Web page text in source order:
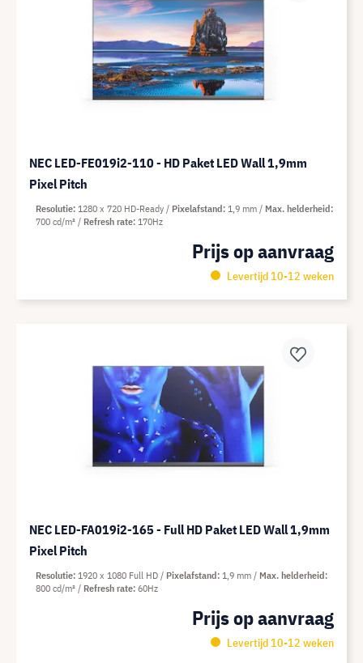
NEC LED-FE019i2-110 - HD Paket LED Wall 1,9mm
Pixel Pitch
Prijs op aanvraag
Levertijd 10-12 weken
Resolutie 1280 x 720 HD-Ready Pixelafstand 1,9 mm
Max. helderheid
700 cd/m²
Refresh rate 170Hz
NEC LED-FA019i2-165 - Full HD Paket LED Wall 1,9mm
Pixel Pitch
Prijs op aanvraag
Levertijd 10-12 weken
Resolutie 1920 x 1080 Full HD Pixelafstand 1,9 mm
Max. helderheid
800 cd/m²
Refresh rate 60Hz